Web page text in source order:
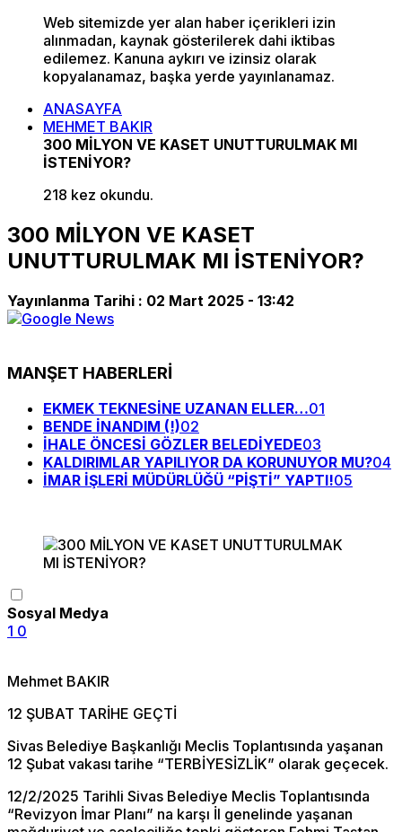
Web sitemizde yer alan haber içerikleri izin
alınmadan, kaynak gösterilerek dahi iktibas
edilemez. Kanuna aykırı ve izinsiz olarak
kopyalanamaz, başka yerde yayınlanamaz.
ANASAYFA
MEHMET BAKIR
300 MİLYON VE KASET UNUTTURULMAK MI
İSTENİYOR?
218 kez okundu.
300 MİLYON VE KASET
UNUTTURULMAK MI İSTENİYOR?
Yayınlanma Tarihi : 02 Mart 2025 - 13:42
MANŞET HABERLERİ
EKMEK TEKNESİNE UZANAN ELLER…01
BENDE İNANDIM (!)02
İHALE ÖNCESİ GÖZLER BELEDİYEDE03
KALDIRIMLAR YAPILIYOR DA KORUNUYOR MU?04
İMAR İŞLERİ MÜDÜRLÜĞÜ “PİŞTİ” YAPTI!05
Sosyal Medya
1 0
Mehmet BAKIR
12 ŞUBAT TARİHE GEÇTİ
Sivas Belediye Başkanlığı Meclis Toplantısında yaşanan
12 Şubat vakası tarihe “TERBİYESİZLİK” olarak geçecek.
12/2/2025 Tarihli Sivas Belediye Meclis Toplantısında
“Revizyon İmar Planı” na karşı İl genelinde yaşanan